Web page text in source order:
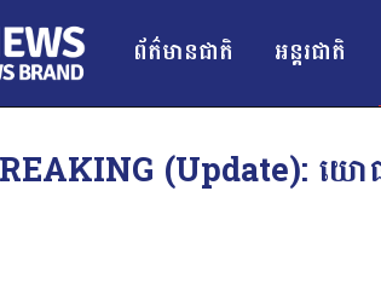
ព័ត៌មានជាតិ អន្ដរជាតិ
(update): យោធា